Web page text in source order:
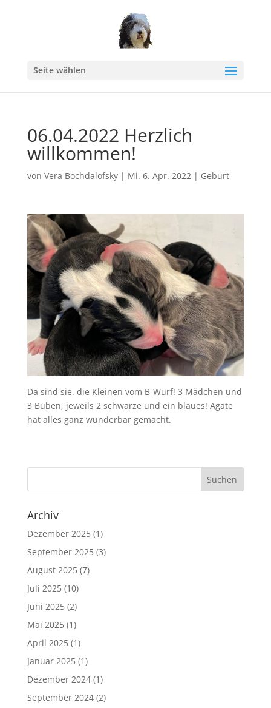
Seite wählen
06.04.2022 Herzlich
willkommen!
von Vera Bochdalofsky| Mi. 6. Apr. 2022| Geburt
Da sind sie. die Kleinen vom B-Wurf! 3 Mädchen und
3 Buben, jeweils 2 schwarze und ein blaues! Agate
hat alles ganz wunderbar gemacht.
Archiv
Dezember 2025(1)
September 2025(3)
August 2025(7)
Juli 2025(10)
Juni 2025(2)
Mai 2025(1)
April 2025(1)
Januar 2025(1)
Dezember 2024(1)
September 2024(2)